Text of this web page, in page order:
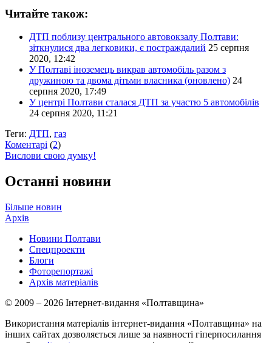
Читайте також:
ДТП поблизу центрального автовокзалу Полтави:
зіткнулися два легковики, є постраждалий 25 серпня
2020, 12:42
У Полтаві іноземець викрав автомобіль разом з
дружиною та двома дітьми власника (оновлено) 24
серпня 2020, 17:49
У центрі Полтави сталася ДТП за участю 5 автомобілів
24 серпня 2020, 11:21
Теги: ДТП, газ
Коментарі (2)
Вислови свою думку!
Останні новини
Більше новин
Архів
Новини Полтави
Спецпроекти
Блоги
Фоторепортажі
Архів матеріалів
© 2009 – 2026 Інтернет-видання «Полтавщина»
Використання матеріалів інтернет-видання «Полтавщина» на
інших сайтах дозволяється лише за наявності гіперпосилання